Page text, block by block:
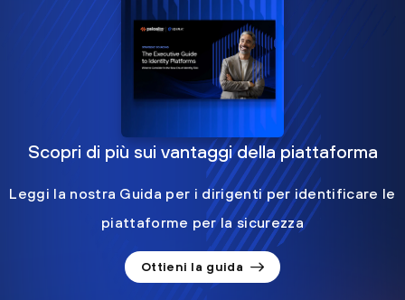
Scopri di più sui vantaggi della piattaforma
Leggi la nostra Guida per i dirigenti per identificare le
piattaforme per la sicurezza
Ottieni la guida